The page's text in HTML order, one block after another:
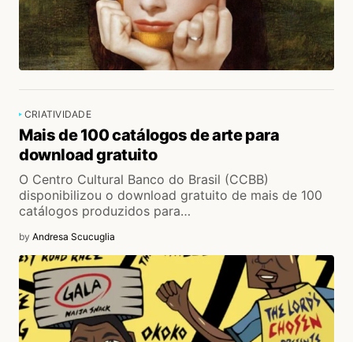
CRIATIVIDADE
Mais de 100 catálogos de arte para
download gratuito
O Centro Cultural Banco do Brasil (CCBB)
disponibilizou o download gratuito de mais de 100
catálogos produzidos para…
by Andresa Scucuglia